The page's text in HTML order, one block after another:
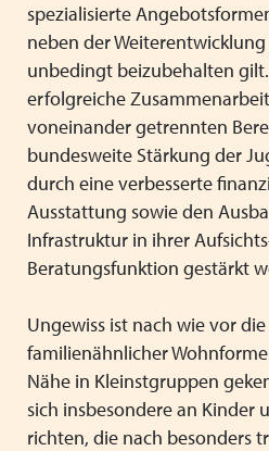
spezialisierte
neben der
unbedingt beizubehalten
erfolgreiche
voneinander getrennten
bundesweite Stärkung der
durch eine verbesserte
Ausstattung sowie den
Infrastruktur in ihrer
Beratungsfunktion gestärkt
Ungewiss ist nach wie vor
familienähnlicher
Nähe in Kleinstgruppen
sich insbesondere an Kinder
richten, die nach besonders